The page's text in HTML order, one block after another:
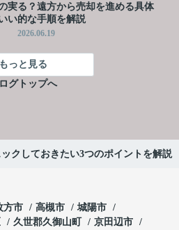
実
い
る？遠方から売却を進める具体
的な手順を解説
2026.06.19
もっと見る
グトップへ
クしておきたい3つのポイントを解説
方市 高槻市
城陽市
久世郡久御山町
京田辺市